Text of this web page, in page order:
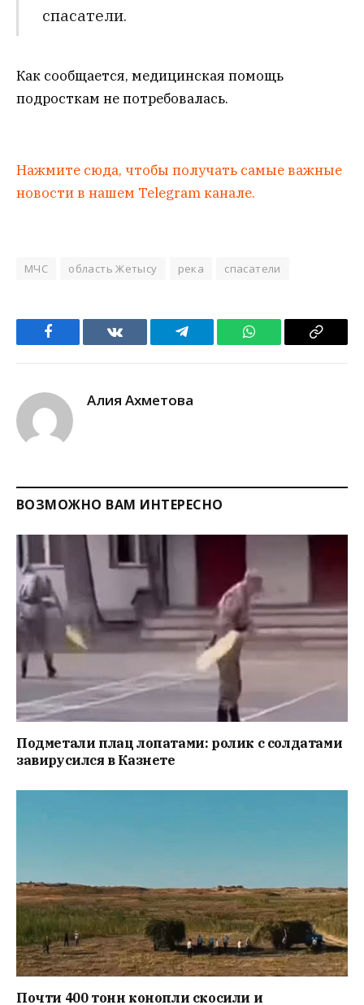
спасатели.
Как сообщается, медицинская помощь
подросткам не потребовалась.
Нажмите сюда, чтобы получать самые важные
новости в нашем Telegram канале.
МЧС область Жетысу река спасатели
Facebook VKontakteTelegram WhatsApp Copy
Алия Ахметова
ВОЗМОЖНО ВАМ ИНТЕРЕСНО
Подметали плац лопатами: ролик с солдатами
завирусился в Казнете
Почти 400 тонн конопли скосили и